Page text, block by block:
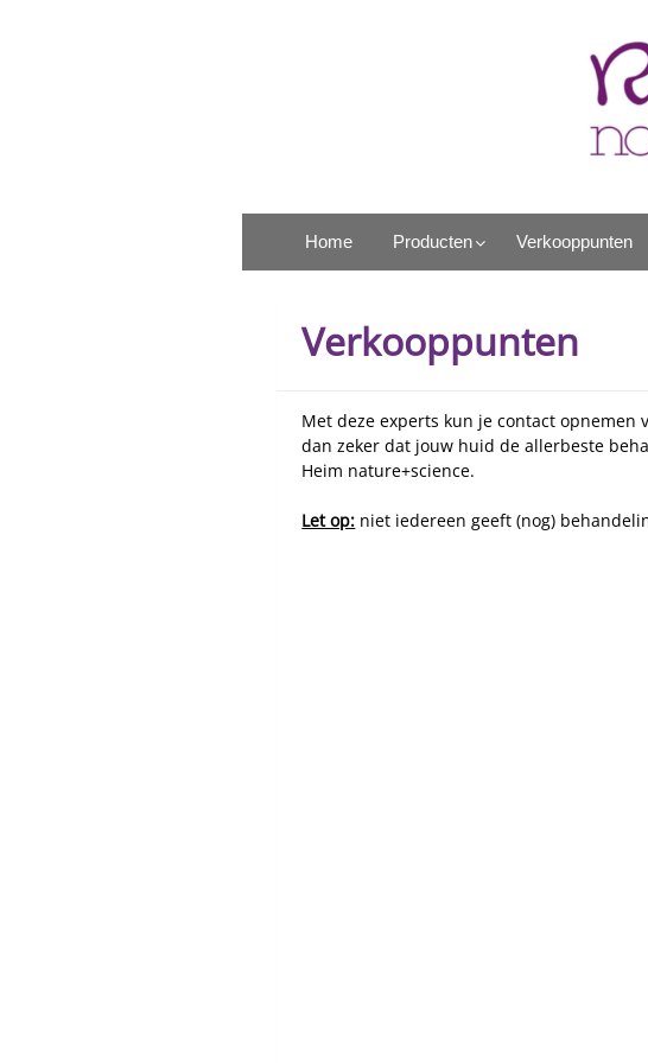
Rosel Heim Benelux
Home Producten Verkooppunten
Verkooppunten
Met deze experts kun je contact opnemen
dan zeker dat jouw huid de allerbeste
Heim nature+science.
Let op: niet iedereen geeft (nog)